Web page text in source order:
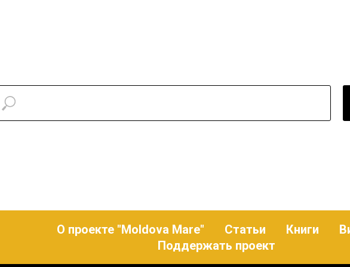
О проекте "Moldova Mare" Статьи Книги
Поддержать проект